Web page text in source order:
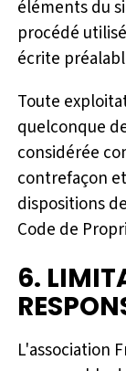
éléments du
procédé
écrite
Toute
quelconque
considérée
contrefaçon
dispositions
Code de
6.
L'association